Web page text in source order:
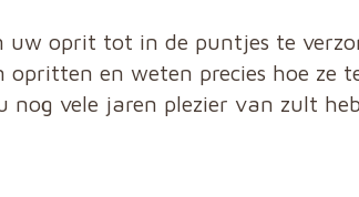
oprit tot in de puntjes te
en weten precies hoe ze
vele jaren plezier van zult